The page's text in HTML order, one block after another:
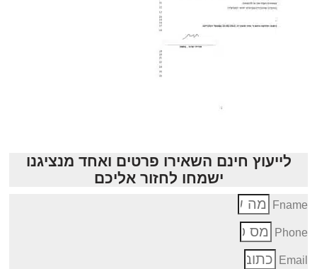
לייעוץ חינם השאירו פרטים ואחד מנציגנו
ישמחו לחזור אליכם